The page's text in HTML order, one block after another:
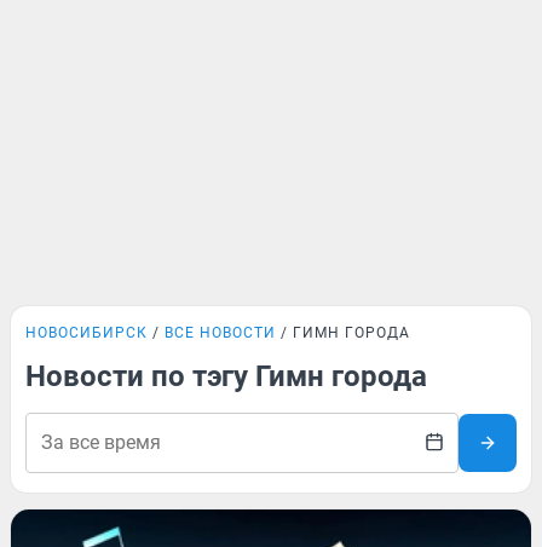
НОВОСИБИРСК ВСЕ НОВОСТИ ГИМН ГОРОДА
Новости по тэгу Гимн города